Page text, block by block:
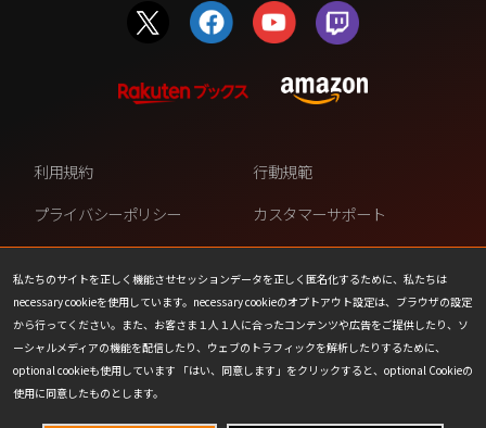
私たちのサイトを正しく機能させセッションデータを正しく匿名化するために、私たちは
necessary cookieを使用しています。necessary cookieのオプトアウト設定は、ブラウザの設定
から行ってください。また、お客さま１人１人に合ったコンテンツや広告をご提供したり、ソ
ーシャルメディアの機能を配信したり、ウェブのトラフィックを解析したりするために、
optional cookieも使用しています 「はい、同意します」をクリックすると、optional Cookieの
使用に同意したものとします。
利用規約
行動規範
プライバシーポリシー
カスタマーサポート
ファンコンテンツ・ポリシー
個人情報の販売や共有を許可し
ない
COOKIE
プレスリリース
会社情報
お問い合わせ